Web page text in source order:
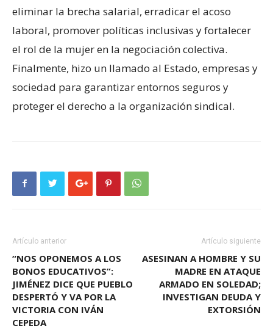
eliminar la brecha salarial, erradicar el acoso
laboral, promover políticas inclusivas y fortalecer
el rol de la mujer en la negociación colectiva.
Finalmente, hizo un llamado al Estado, empresas y
sociedad para garantizar entornos seguros y
proteger el derecho a la organización sindical.
Artículo anterior
“NOS OPONEMOS A LOS
BONOS EDUCATIVOS”:
JIMÉNEZ DICE QUE PUEBLO
DESPERTÓ Y VA POR LA
VICTORIA CON IVÁN
CEPEDA
Artículo siguiente
ASESINAN A HOMBRE Y SU
MADRE EN ATAQUE
ARMADO EN SOLEDAD;
INVESTIGAN DEUDA Y
EXTORSIÓN